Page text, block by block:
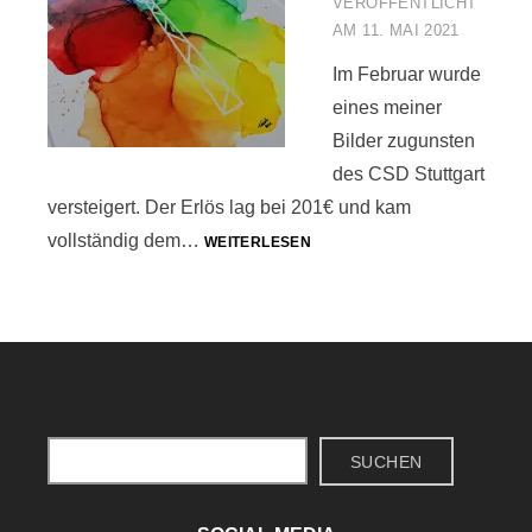
AM 11. MAI 2021
Im Februar wurde
eines meiner
Bilder zugunsten
des CSD Stuttgart
versteigert. Der Erlös lag bei 201€ und kam
vollständig dem… WEITERLESENCSD-
SUCHEN